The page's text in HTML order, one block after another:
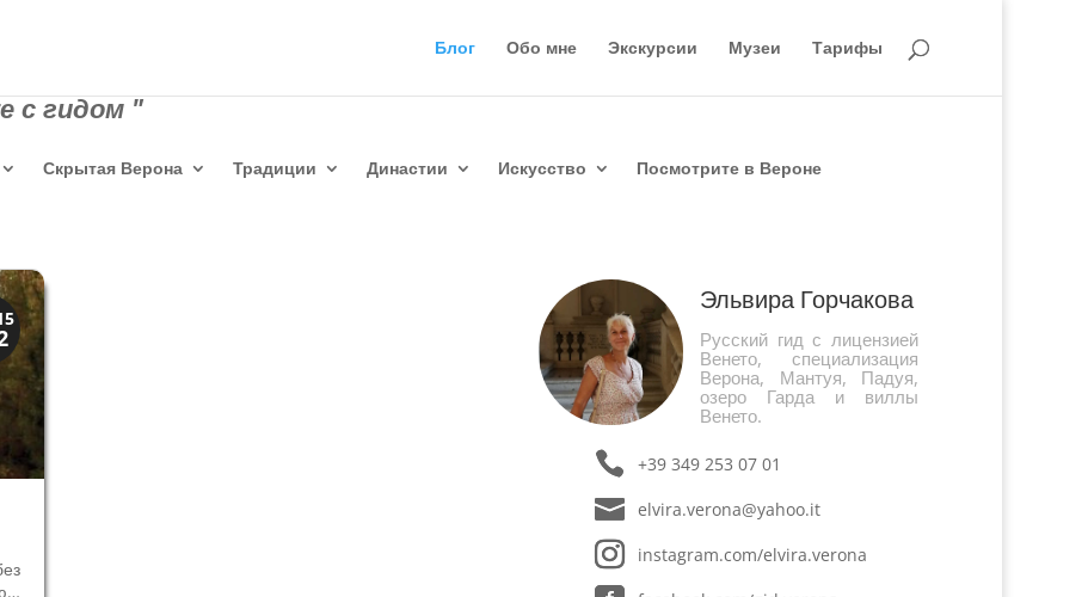
Блог Обо мне Экскурсии Музеи Тарифы
с гидом "
Скрытая Верона Традиции Династии Искусство Посмотрите в Вероне
Эльвира Горчакова
Русский гид с лицензией
Венето, специализация
Верона, Мантуя, Падуя,
озеро Гарда и виллы
Венето.
+39 349 253 07 01
elvira.verona@yahoo.it
instagram.com/elvira.verona